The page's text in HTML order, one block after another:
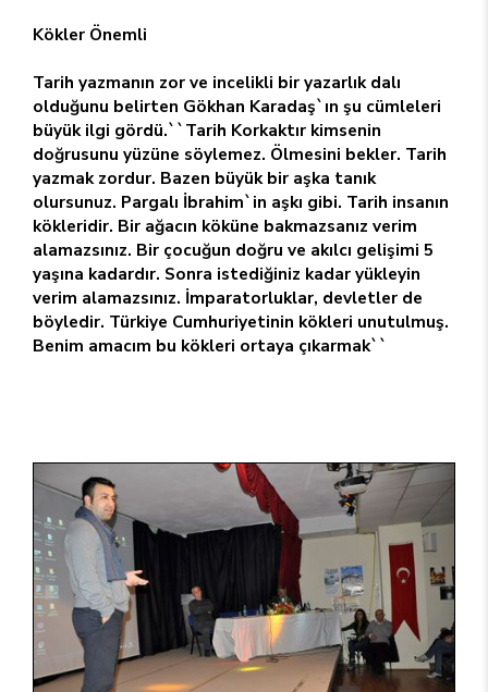
Kökler Önemli
Tarih yazmanın zor ve incelikli bir yazarlık dalı
olduğunu belirten Gökhan Karadaş`ın şu cümleleri
büyük ilgi gördü.``Tarih Korkaktır kimsenin
doğrusunu yüzüne söylemez. Ölmesini bekler. Tarih
yazmak zordur. Bazen büyük bir aşka tanık
olursunuz. Pargalı İbrahim`in aşkı gibi. Tarih insanın
kökleridir. Bir ağacın köküne bakmazsanız verim
alamazsınız. Bir çocuğun doğru ve akılcı gelişimi 5
yaşına kadardır. Sonra istediğiniz kadar yükleyin
verim alamazsınız. İmparatorluklar, devletler de
böyledir. Türkiye Cumhuriyetinin kökleri unutulmuş.
Benim amacım bu kökleri ortaya çıkarmak``